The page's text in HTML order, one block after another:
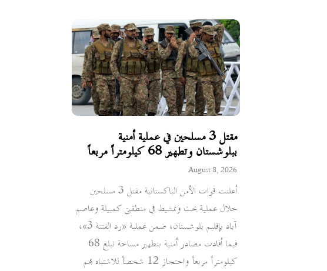
مقتل 3 مسلحين في عملية أمنية
ببلوشستان وتطهير 68 كيلومتراً مربعاً
August 8, 2026
أعلنت قوات الأمن الباكستانية مقتل 3 مسلحين
خلال عملية بحث وتمشيط في منطقتي كمبيلة وعاصم
آباد بإقليم بلوشستان، ضمن عملية «رد الفتنة 3»،
فيما أفادت مصادر أمنية بتطهير مساحة تبلغ 68
كيلومتراً مربعاً واحتجاز 12 شخصاً للاشتباه بهم